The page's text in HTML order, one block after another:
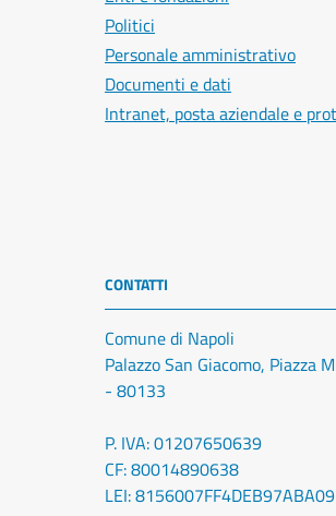
Politici
Personale amministrativo
Documenti e dati
Intranet, posta aziendale e
CONTATTI
Comune di Napoli
Palazzo San Giacomo, Piazza
- 80133
P. IVA: 01207650639
CF: 80014890638
LEI: 8156007FF4DEB97ABA09